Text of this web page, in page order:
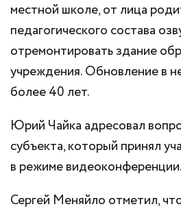
местной школе, от лица
педагогического состава
отремонтировать здание
учреждения. Обновление в
более 40 лет.
Юрий Чайка адресовал
субъекта, который принял
в режиме видеоконференции.
Сергей Меняйло отметил,